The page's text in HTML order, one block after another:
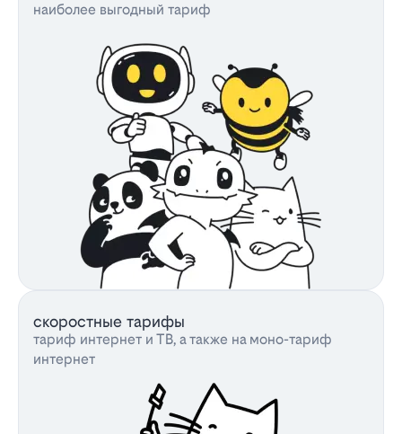
наиболее выгодный тариф
скоростные тарифы
тариф интернет и ТВ, а также на моно-тариф
интернет